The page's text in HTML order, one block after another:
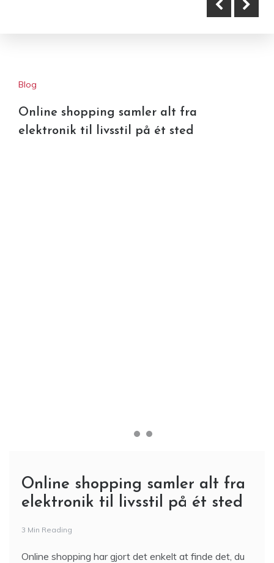
Blog
Online shopping samler alt fra
elektronik til livsstil på ét sted
Online shopping samler alt fra
elektronik til livsstil på ét sted
3 Min Reading
Online shopping har gjort det enkelt at finde det, du